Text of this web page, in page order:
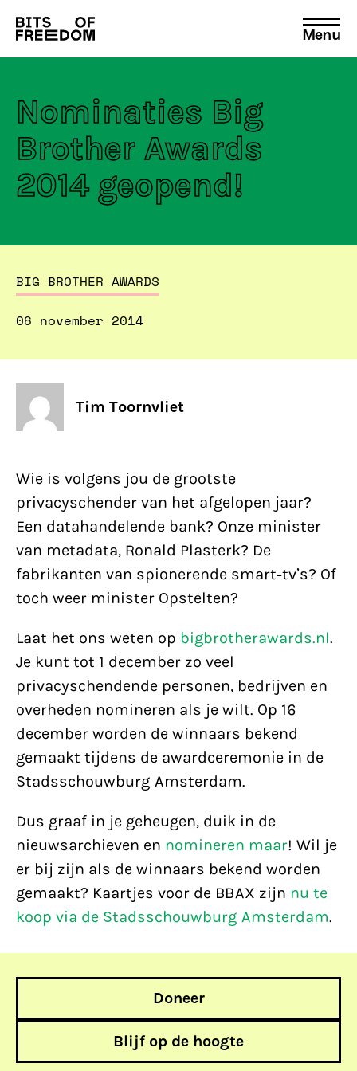
Search
for:
Menu
Nominaties Big
Brother Awards
2014 geopend!
BIG BROTHER AWARDS
06 november 2014
Tim Toornvliet
Wie is volgens jou de grootste
privacyschender van het afgelopen jaar?
Een datahandelende bank? Onze minister
van metadata, Ronald Plasterk? De
fabrikanten van spionerende smart-tv’s? Of
toch weer minister Opstelten?
Laat het ons weten op bigbrotherawards.nl.
Je kunt tot 1 december zo veel
privacyschendende personen, bedrijven en
overheden nomineren als je wilt. Op 16
december worden de winnaars bekend
gemaakt tijdens de awardceremonie in de
Stadsschouwburg Amsterdam.
Dus graaf in je geheugen, duik in de
nieuwsarchieven en nomineren maar! Wil je
er bij zijn als de winnaars bekend worden
gemaakt? Kaartjes voor de BBAX zijn nu te
koop via de Stadsschouwburg Amsterdam.
Doneer
Blijf op de hoogte